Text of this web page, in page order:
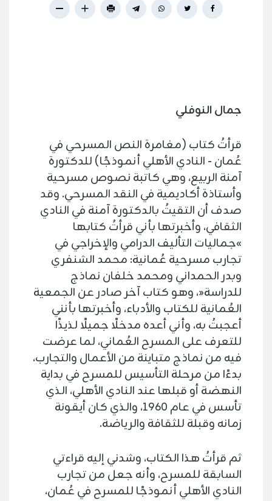
جمال النوفلي
قرأتُ كتاب (مغامرة النص المسرحي في
عُمان - النادي الأهلي أنموذجًا) للدكتورة
آمنة الربيع، وهي كاتبة نصوص مسرحية
وأستاذة أكاديمية في النقد المسرحي. وقد
صدف أن التقيتُ بالدكتورة آمنة في النادي
الثقافي، وأخبرتها بأني قرأتُ كتابها
»جماليات التأليف الدرامي والإخراجي في
تجارب مسرحية عُمانية: محمد الشنفري
وبدر الحمداني ومحمد خلفان نماذج
للدراسة«، وهو كتاب آخر صادر عن الجمعية
العُمانية للكتاب والأدباء، وأخبرتها بأنني
أعجبتُ به، وأني أعده مدخلًا جميلًا لذيذًا
للتعرف على المسرح العُماني، لما عرضت
فيه من نماذج متباينة من الأعمال والتجارب،
بدءًا من مرحلة التأسيس للمسرح في بداية
النهضة أو قبلها عند النادي الأهلي، الذي
تأسس في عام ١٩٦٠، والذي كان أيقونة
زمانه وقبلة للثقافة والرياضة.
ثم قرأتُ هذا الكتاب، وشدني إليه قراءتي
السابقة للمسرح، وأنه جعل من تجارب
النادي الأهلي أنموذجًا للمسرح في عُمان،